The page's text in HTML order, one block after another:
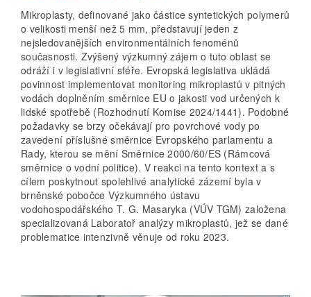
Mikroplasty, definované jako částice syntetických polymerů
o velikosti menší než 5 mm, představují jeden z
nejsledovanějších environmentálních fenoménů
současnosti. Zvýšený výzkumný zájem o tuto oblast se
odráží i v legislativní sféře. Evropská legislativa ukládá
povinnost implementovat monitoring mikroplastů v pitných
vodách doplněním směrnice EU o jakosti vod určených k
lidské spotřebě (Rozhodnutí Komise 2024/1441). Podobné
požadavky se brzy očekávají pro povrchové vody po
zavedení příslušné směrnice Evropského parlamentu a
Rady, kterou se mění Směrnice 2000/60/ES (Rámcová
směrnice o vodní politice). V reakci na tento kontext a s
cílem poskytnout spolehlivé analytické zázemí byla v
brněnské pobočce Výzkumného ústavu
vodohospodářského T. G. Masaryka (VÚV TGM) založena
specializovaná Laboratoř analýzy mikroplastů, jež se dané
problematice intenzivně věnuje od roku 2023.